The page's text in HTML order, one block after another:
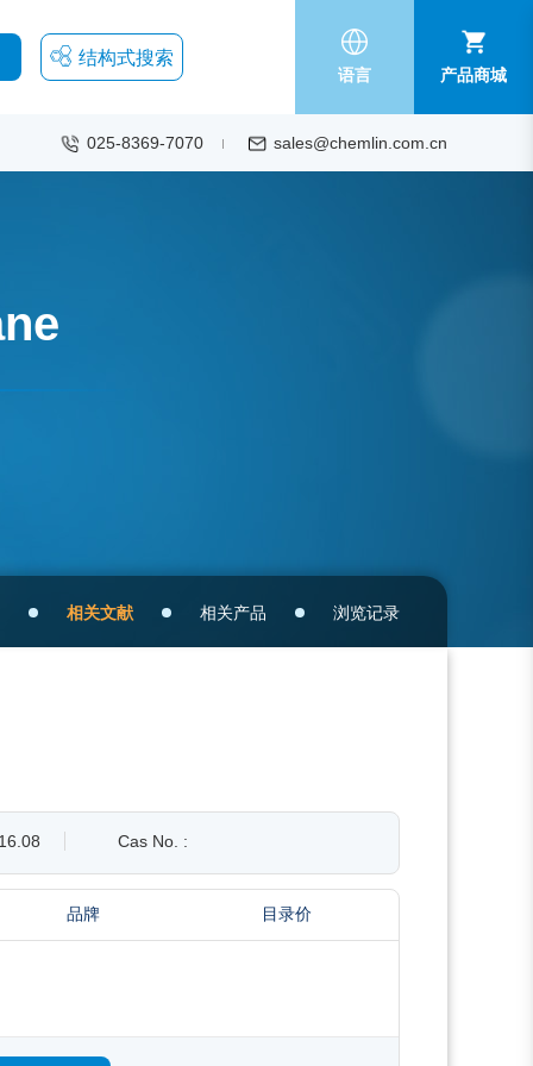
结构式搜索
语言 产品商城
025-8369-7070 sales@chemlin.com.cn
相关文献 相关产品 浏览记录
Cas No. :
品牌 目录价